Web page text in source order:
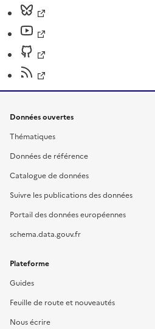
Données ouvertes
Thématiques
Données de référence
Catalogue de données
Suivre les publications des données
Portail des données européennes
schema.data.gouv.fr
Plateforme
Guides
Feuille de route et nouveautés
Nous écrire